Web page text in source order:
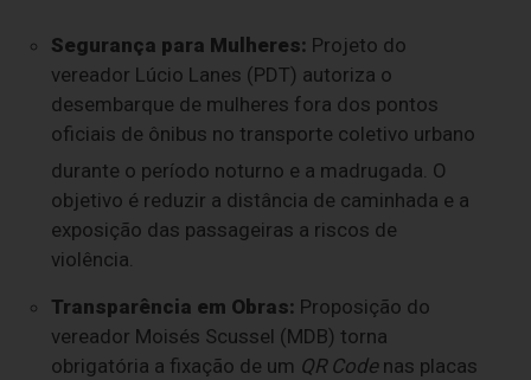
Segurança para Mulheres: Projeto do
vereador Lúcio Lanes (PDT) autoriza o
desembarque de mulheres fora dos pontos
oficiais de ônibus no transporte coletivo urbano
durante o período noturno e a madrugada. O
objetivo é reduzir a distância de caminhada e a
exposição das passageiras a riscos de
violência.
Transparência em Obras: Proposição do
vereador Moisés Scussel (MDB) torna
obrigatória a fixação de um QR Codenas placas